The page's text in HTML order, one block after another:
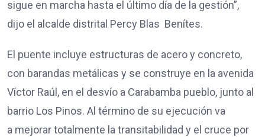
sigue en marcha hasta el último día de la gestión”,
dijo el alcalde distrital Percy Blas Benítes.
El puente incluye estructuras de acero y concreto,
con barandas metálicas y se construye en la avenida
Víctor Raúl, en el desvío a Carabamba pueblo, junto al
barrio Los Pinos. Al término de su ejecución va
a mejorar totalmente la transitabilidad y el cruce por